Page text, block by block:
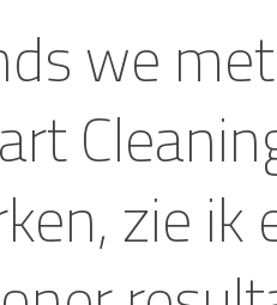
we met
zie ik